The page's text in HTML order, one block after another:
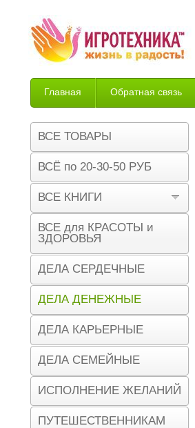
Главная Обратная связь
Возврат
ВСЕ ТОВАРЫ
ВСЁ по 20-30-50 РУБ
ВСЕ КНИГИ
ВСЕ для КРАСОТЫ и
ЗДОРОВЬЯ
ДЕЛА СЕРДЕЧНЫЕ
ДЕЛА ДЕНЕЖНЫЕ
ДЕЛА КАРЬЕРНЫЕ
ДЕЛА СЕМЕЙНЫЕ
ИСПОЛНЕНИЕ ЖЕЛАНИЙ
ПУТЕШЕСТВЕННИКАМ